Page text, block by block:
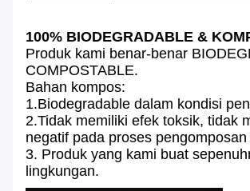
100% BIODEGRADABLE &
Produk kami benar-benar
COMPOSTABLE.
Bahan kompos:
1.Biodegradable dalam kondisi
2.Tidak memiliki efek toksik, tidak
negatif pada proses
3. Produk yang kami buat
lingkungan.